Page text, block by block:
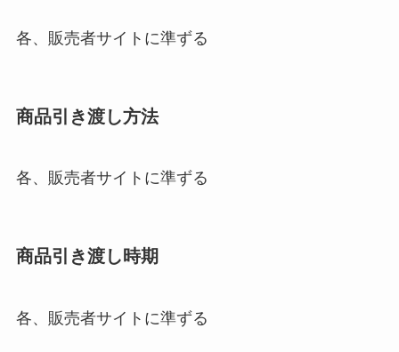
各、販売者サイトに準ずる
商品引き渡し方法
各、販売者サイトに準ずる
商品引き渡し時期
各、販売者サイトに準ずる